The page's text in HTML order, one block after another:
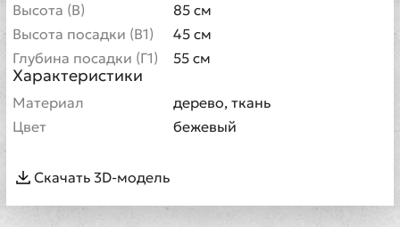
Высота (В)
85 см
Высота посадки (В1)
45 см
Глубина посадки (Г1)
55 см
Характеристики
Материал
дерево, ткань
Цвет
бежевый
Скачать 3D-модель